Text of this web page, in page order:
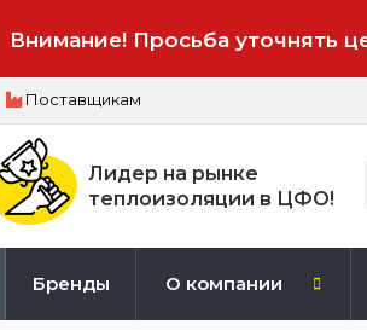
Внимание! Просьба уточнять
Поставщикам
Лидер на рынке
теплоизоляции в ЦФО!
Бренды О компании